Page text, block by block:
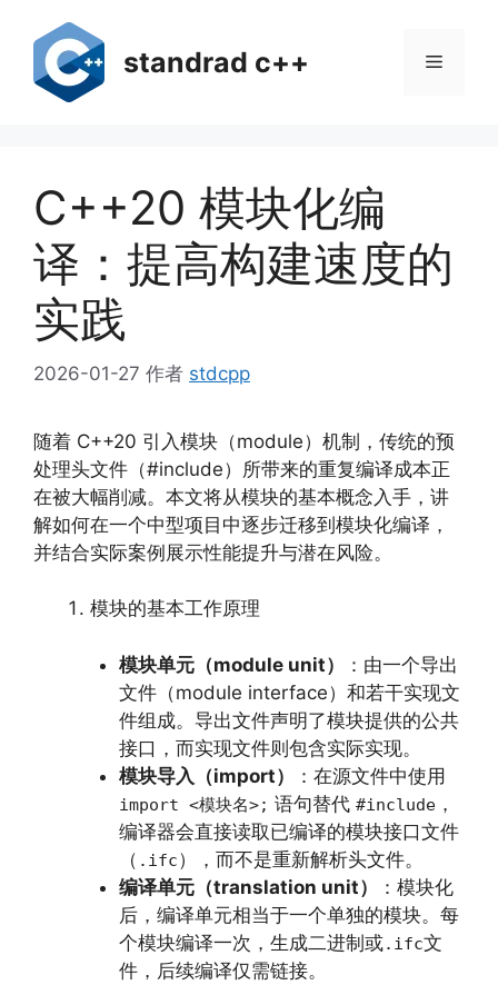
standrad c++ 菜
C++20 模块化编
译：提高构建速度的
实践
2026-01-27 作者 stdcpp
随着 C++20 引入模块（module）机制，传统的预
处理头文件（#include）所带来的重复编译成本正
在被大幅削减。本文将从模块的基本概念入手，讲
解如何在一个中型项目中逐步迁移到模块化编译，
并结合实际案例展示性能提升与潜在风险。
模块的基本工作原理
模块单元（module unit）
：由一个导出
文件（module interface）和若干实现文
件组成。导出文件声明了模块提供的公共
接口，而实现文件则包含实际实现。
模块导入（import）
：在源文件中使用
import <模块名>; 语句替代 #include，
编译器会直接读取已编译的模块接口文件
（ .ifc），而不是重新解析头文件。
编译单元（translation unit）
：模块化
后，编译单元相当于一个单独的模块。每
个模块编译一次，生成二进制或.ifc文
件，后续编译仅需链接。